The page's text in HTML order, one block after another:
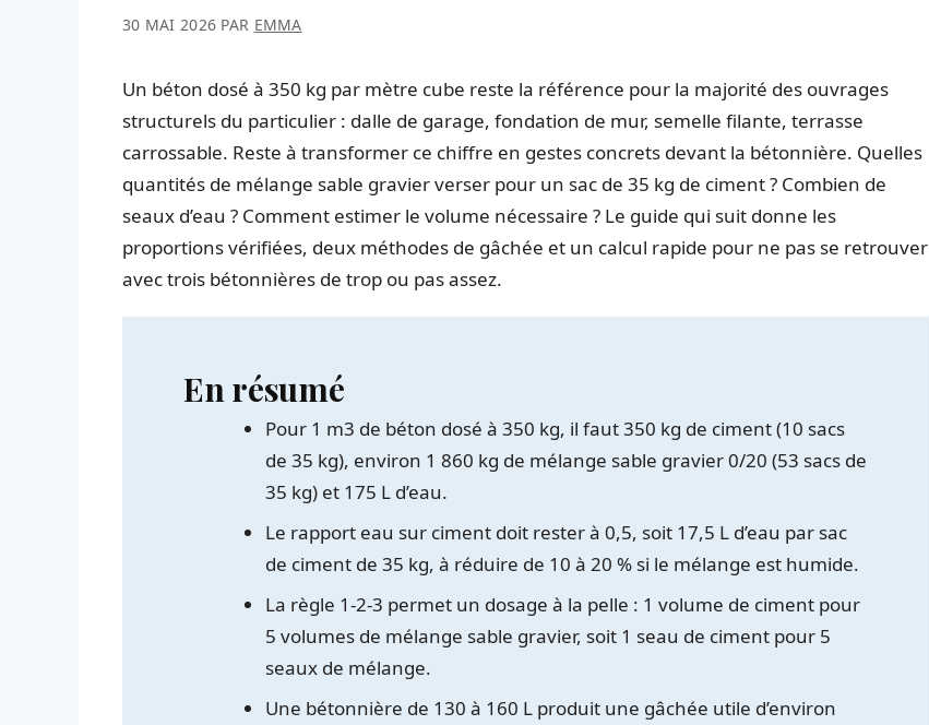
30 MAI 2026 PAR EMMA
Un béton dosé à 350 kg par mètre cube reste la référence pour la majorité des ouvrages
structurels du particulier : dalle de garage, fondation de mur, semelle filante, terrasse
carrossable. Reste à transformer ce chiffre en gestes concrets devant la bétonnière. Quelles
quantités de mélange sable gravier verser pour un sac de 35 kg de ciment ? Combien de
seaux d’eau ? Comment estimer le volume nécessaire ? Le guide qui suit donne les
proportions vérifiées, deux méthodes de gâchée et un calcul rapide pour ne pas se retrouver
avec trois bétonnières de trop ou pas assez.
En résumé
Pour 1 m3 de béton dosé à 350 kg, il faut 350 kg de ciment (10 sacs
de 35 kg), environ 1 860 kg de mélange sable gravier 0/20 (53 sacs de
35 kg) et 175 L d’eau.
Le rapport eau sur ciment doit rester à 0,5, soit 17,5 L d’eau par sac
de ciment de 35 kg, à réduire de 10 à 20 % si le mélange est humide.
La règle 1-2-3 permet un dosage à la pelle : 1 volume de ciment pour
5 volumes de mélange sable gravier, soit 1 seau de ciment pour 5
seaux de mélange.
Une bétonnière de 130 à 160 L produit une gâchée utile d’environ